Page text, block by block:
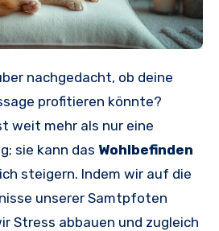
profitieren könnte?
weit mehr als nur eine
sie kann das Wohlbefinden
steigern. Indem wir auf die
unserer Samtpfoten
Stress abbauen und zugleich